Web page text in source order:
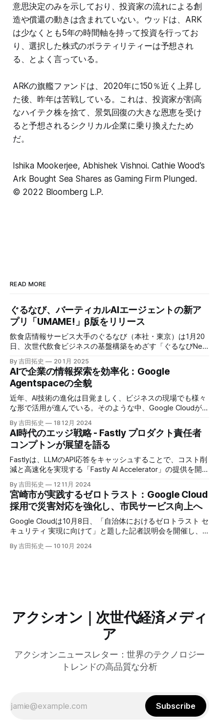
意思決定のみを示しており、投資家の流れによる創
造や償還の動きは含まれていない。ウッドは、ARK
は少なくとも5年の時間軸を持って投資を行ってお
り、選択した株式のボラティリティーは予想され
る、とよく言っている。
ARKの旗艦ファンドは、2020年に150％近く上昇し
た後、昨年は苦戦している。これは、投資家が割高
なハイテク株を捨て、景気回復の大きな恩恵を受け
ると予想されるシクリカル企業に乗り換えたため
だ。
Ishika Mookerjee, Abhishek Vishnoi. Cathie Wood’s
Ark Bought Sea Shares as Gaming Firm Plunged.
© 2022 Bloomberg L.P.
READ MORE
ぐるなび、バーティカルAIエージェントの新ア
プリ「UMAME!」β版をリリース
飲食店情報サービス大手のぐるなび（本社・東京）は1月20
日、次世代飲食ビジネスの基盤構築をめざす「ぐるなびNext
プロジェクト」の初成果として、新たな飲食店探索アプリ
「UMAME!（うまみー！）」のβ版を公開した。
By 吉田拓史 20 1月 2025
AIで企業の情報探索を効率化：Google
Agentspaceの全貌
近年、AI技術の進化は目覚ましく、ビジネスの現場でも様々
な形で活用が進んでいる。そのような中、Google Cloudが新
たに発表したGoogle Agentspaceは、いま注目を集めるAIエ
ージェントがエンタープライズITを大きく変革する予兆と言
えるだろう。
By 吉田拓史 18 12月 2024
AI時代のエッジ戦略 - Fastly プロダクト責任者
コンプトンが展望を語る
Fastlyは、LLMのAPI応答をキャッシュすることで、コスト削
減と高速化を実現する「Fastly AI Accelerator」の提供を開始
した。キップ・コンプトン最高プロダクト責任者（CPO）
は、類似した質問への応答を再利用し、効率的な処理を可能
にすると説明した。さらに、コンプトンは、エッジコンピュ
ーティングの利点を活かしたパーソナライズや、エッジにお
けるGPUの経済性、セキュリティへの取り組みなど、Fastly
のAI戦略について語った。
By 吉田拓史 12 11月 2024
宮崎市が実践するゼロトラスト：Google Cloud
採用で災害対応を強化し、市民サービス向上へ
Google Cloudは10月8日、「自治体におけるゼロトラスト セ
キュリティ 実現に向けて」と題した記者説明会を開催し、
自治体向けにゼロトラストセキュリティ導入を支援するプロ
グラムを発表した。宮崎市の事例では、Google Workspace
By 吉田拓史 10 10月 2024
アクシオン｜次世代経済メディ
ア
アクシオンニュースレター：世界のテクノロジー
トレンドの高品質な分析
Subscribe